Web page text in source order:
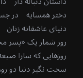
دختر همسایه در
دنیای عاشقانه زنان
روز شمار یک «پسر
روزهایی که سارا
سخت نگیر دنیا دو